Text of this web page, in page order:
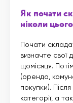
Як почати
ніколи
Почати
визначте свої
щомісяця.
(оренда,
покупки). Після
категорії, а